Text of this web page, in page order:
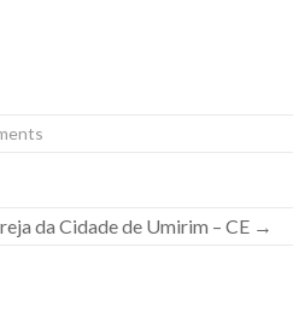
da Cidade de Umirim – CE →